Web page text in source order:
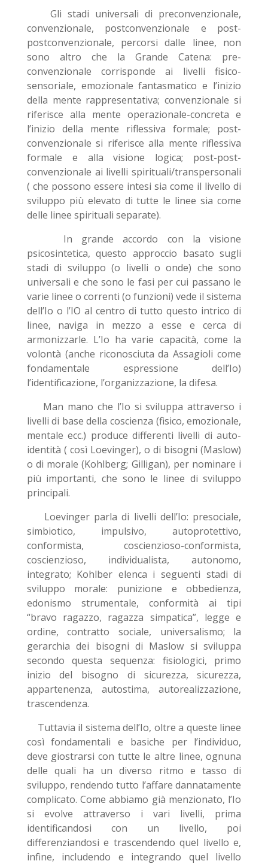
Gli stadi universali di preconvenzionale,
convenzionale, postconvenzionale e post-
postconvenzionale, percorsi dalle linee, non
sono altro che la Grande Catena: pre-
convenzionale corrisponde ai livelli fisico-
sensoriale, emozionale fantasmatico e l’inizio
della mente rappresentativa; convenzionale si
riferisce alla mente operazionale-concreta e
l’inizio della mente riflessiva formale; post-
convenzionale si riferisce alla mente riflessiva
formale e alla visione logica; post-post-
convenzionale ai livelli spirituali/transpersonali
( che possono essere intesi sia come il livello di
sviluppo più elevato di tutte le linee sia come
delle linee spirituali separate).
In grande accordo con la visione
psicosintetica, questo approccio basato sugli
stadi di sviluppo (o livelli o onde) che sono
universali e che sono le fasi per cui passano le
varie linee o correnti (o funzioni) vede il sistema
dell’Io o l’IO al centro di tutto questo intrico di
linee, naviga in mezzo a esse e cerca di
armonizzarle. L’Io ha varie capacità, come la
volontà (anche riconosciuta da Assagioli come
fondamentale espressione dell’Io)
l’identificazione, l’organizzazione, la difesa.
Man mano che l’Io si sviluppa attraverso i
livelli di base della coscienza (fisico, emozionale,
mentale ecc.) produce differenti livelli di auto-
identità ( così Loevinger), o di bisogni (Maslow)
o di morale (Kohlberg; Gilligan), per nominare i
più importanti, che sono le linee di sviluppo
principali.
Loevinger parla di livelli dell’Io: presociale,
simbiotico, impulsivo, autoprotettivo,
conformista, coscienzioso-conformista,
coscienzioso, individualista, autonomo,
integrato; Kohlber elenca i seguenti stadi di
sviluppo morale: punizione e obbedienza,
edonismo strumentale, conformità ai tipi
“bravo ragazzo, ragazza simpatica”, legge e
ordine, contratto sociale, universalismo; la
gerarchia dei bisogni di Maslow si sviluppa
secondo questa sequenza: fisiologici, primo
inizio del bisogno di sicurezza, sicurezza,
appartenenza, autostima, autorealizzazione,
trascendenza.
Tuttavia il sistema dell’Io, oltre a queste linee
così fondamentali e basiche per l’individuo,
deve giostrarsi con tutte le altre linee, ognuna
delle quali ha un diverso ritmo e tasso di
sviluppo, rendendo tutto l’affare dannatamente
complicato. Come abbiamo già menzionato, l’Io
si evolve attraverso i vari livelli, prima
identificandosi con un livello, poi
differenziandosi e trascendendo quel livello e,
infine, includendo e integrando quel livello